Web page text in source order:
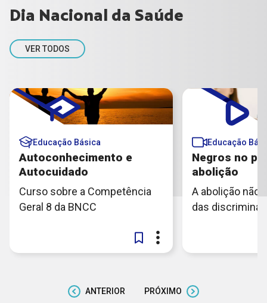
Dia Nacional da Saúde
VER TODOS
Educação Básica
Autoconhecimento e
Autocuidado
Curso sobre a Competência
Geral 8 da BNCC
Educação
Negros no
abolição
A abolição não
das
ANTERIOR PRÓXIMO